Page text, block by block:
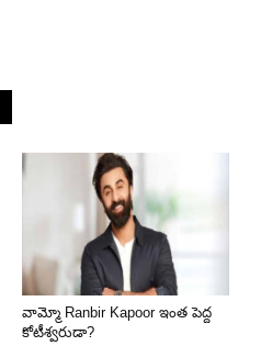
వామ్మో Ranbir Kapoor ఇంత పెద్ద
కోటీశ్వరుడా?